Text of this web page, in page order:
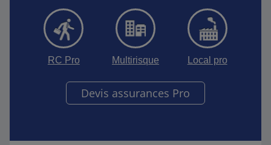
RC Pro Multirisque Local pro
Devis assurances Pro